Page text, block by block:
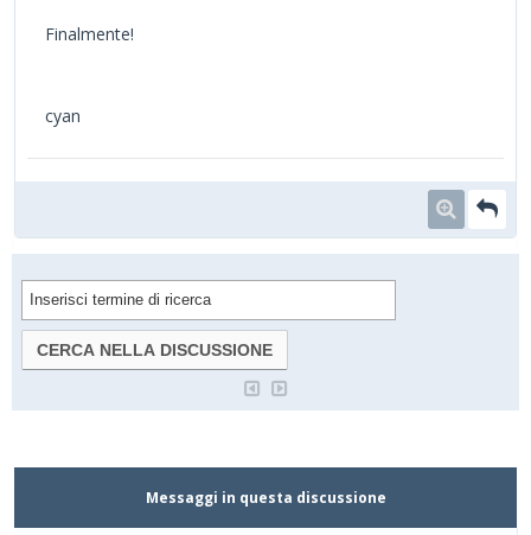
Finalmente!
cyan
Messaggi in questa discussione